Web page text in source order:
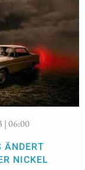
| 06:00
NICKEL